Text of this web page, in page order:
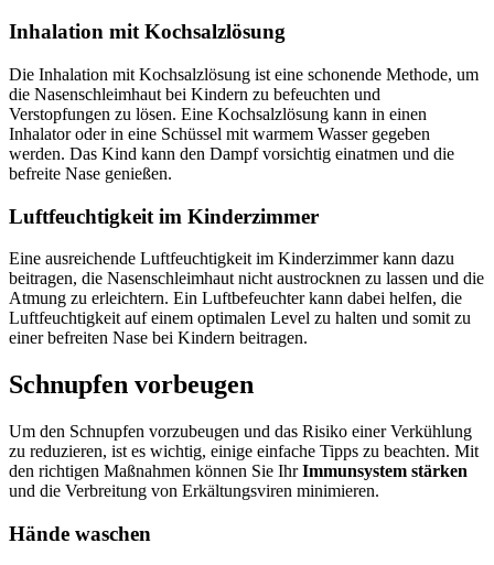
Inhalation mit Kochsalzlösung
Die Inhalation mit Kochsalzlösung ist eine schonende Methode, um
die Nasenschleimhaut bei Kindern zu befeuchten und
Verstopfungen zu lösen. Eine Kochsalzlösung kann in einen
Inhalator oder in eine Schüssel mit warmem Wasser gegeben
werden. Das Kind kann den Dampf vorsichtig einatmen und die
befreite Nase genießen.
Luftfeuchtigkeit im Kinderzimmer
Eine ausreichende Luftfeuchtigkeit im Kinderzimmer kann dazu
beitragen, die Nasenschleimhaut nicht austrocknen zu lassen und die
Atmung zu erleichtern. Ein Luftbefeuchter kann dabei helfen, die
Luftfeuchtigkeit auf einem optimalen Level zu halten und somit zu
einer befreiten Nase bei Kindern beitragen.
Schnupfen vorbeugen
Um den Schnupfen vorzubeugen und das Risiko einer Verkühlung
zu reduzieren, ist es wichtig, einige einfache Tipps zu beachten. Mit
den richtigen Maßnahmen können Sie IhrImmunsystem stärken
und die Verbreitung von Erkältungsviren minimieren.
Hände waschen